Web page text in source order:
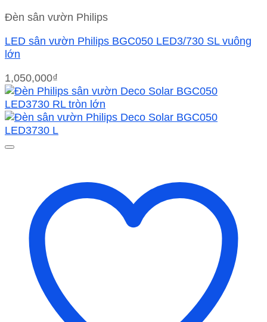
Đèn sân vườn Philips
LED sân vườn Philips BGC050 LED3/730 SL vuông
lớn
1,050,000₫